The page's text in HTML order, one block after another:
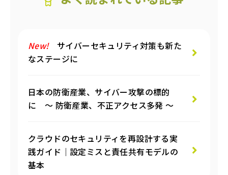
New!サイバーセキュリティ対策も新た
なステージに
日本の防衛産業、サイバー攻撃の標的
に ～ 防衛産業、不正アクセス多発 ～
クラウドのセキュリティを再設計する実
践ガイド｜設定ミスと責任共有モデルの
基本